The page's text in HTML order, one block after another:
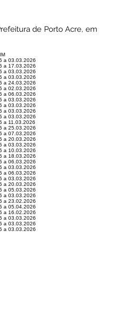
de Porto Acre, em
a 03.03.2026
a 17.03.2026
a 03.03.2026
a 03.03.2026
a 24.03.2026
a 02.03.2026
a 06.03.2026
a 03.03.2026
a 03.03.2026
a 03.03.2026
a 03.03.2026
a 11.03.2026
a 25.03.2026
a 07.03.2026
a 20.03.2026
a 03.03.2026
a 10.03.2026
a 18.03.2026
a 06.03.2026
a 03.03.2026
a 06.03.2026
a 03.03.2026
a 20.03.2026
a 05.03.2026
a 03.03.2026
a 23.02.2026
a 05.04.2026
a 16.02.2026
a 03.03.2026
a 03.03.2026
a 03.03.2026